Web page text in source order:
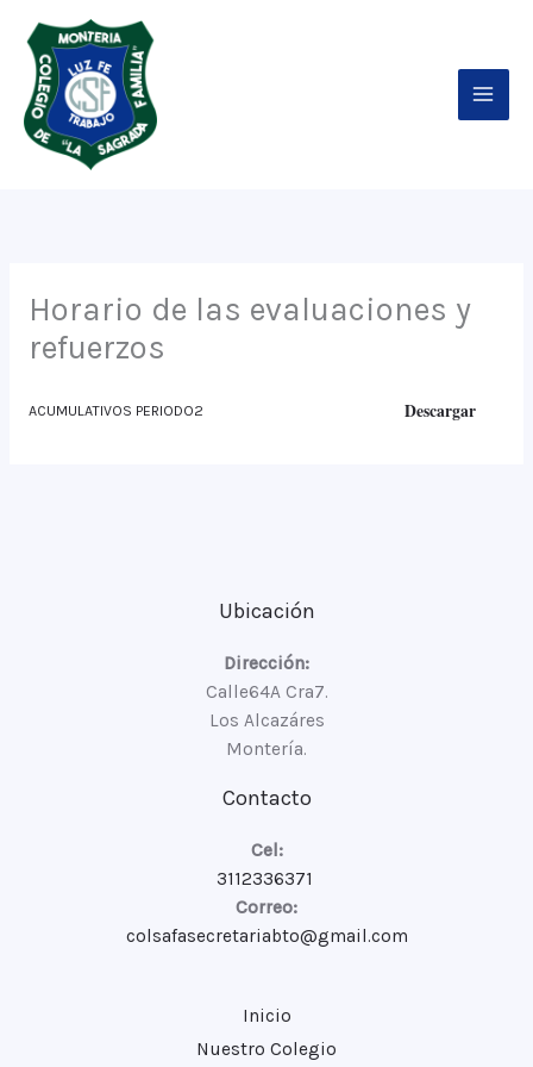
contenido
Horario de las evaluaciones y
refuerzos
ACUMULATIVOS PERIODO2 Descargar
Ubicación
Dirección:
Calle64A Cra7.
Los Alcazáres
Montería.
Contacto
Cel:
3112336371
Correo:
colsafasecretariabto@gmail.com
Inicio
Nuestro Colegio